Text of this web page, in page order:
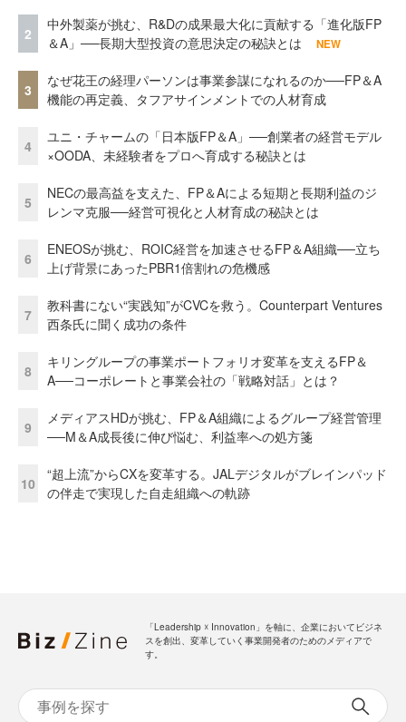
2
中外製薬が挑む、R&Dの成果最大化に貢献する「進化版FP
＆A」──長期大型投資の意思決定の秘訣とは
NEW
3
なぜ花王の経理パーソンは事業参謀になれるのか──FP＆A
機能の再定義、タフアサインメントでの人材育成
4
ユニ・チャームの「日本版FP＆A」──創業者の経営モデル
×OODA、未経験者をプロへ育成する秘訣とは
5
NECの最高益を支えた、FP＆Aによる短期と長期利益のジ
レンマ克服──経営可視化と人材育成の秘訣とは
6
ENEOSが挑む、ROIC経営を加速させるFP＆A組織──立ち
上げ背景にあったPBR1倍割れの危機感
7
教科書にない“実践知”がCVCを救う。Counterpart Ventures
西条氏に聞く成功の条件
8
キリングループの事業ポートフォリオ変革を支えるFP＆
A──コーポレートと事業会社の「戦略対話」とは？
9
メディアスHDが挑む、FP＆A組織によるグループ経営管理
──M＆A成長後に伸び悩む、利益率への処方箋
10
“超上流”からCXを変革する。JALデジタルがブレインパッド
の伴走で実現した自走組織への軌跡
「Leadership ☓ Innovation」を軸に、企業においてビジネ
スを創出、変革していく事業開発者のためのメディアで
す。